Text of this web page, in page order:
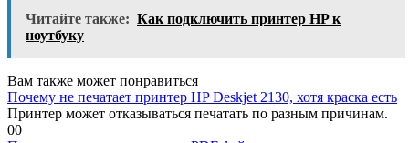
Читайте также: Как подключить принтер HP к
ноутбуку
Вам также может понравиться
Почему не печатает принтер HP Deskjet 2130, хотя краска есть
Принтер может отказываться печатать по разным причинам.
00